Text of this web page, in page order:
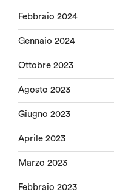
Febbraio 2024
Gennaio 2024
Ottobre 2023
Agosto 2023
Giugno 2023
Aprile 2023
Marzo 2023
Febbraio 2023